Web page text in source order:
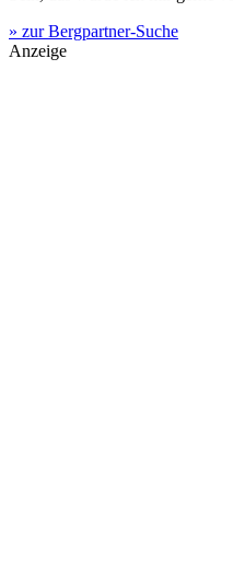
» zur Bergpartner-Suche
Anzeige